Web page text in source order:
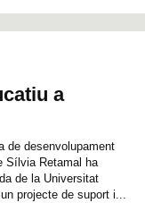
a
de desenvolupament
Sílvia Retamal ha
de la Universitat
projecte de suport i...